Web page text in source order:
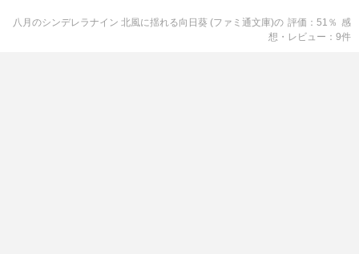
八月のシンデレラナイン 北風に揺れる向日葵 (ファミ通文庫)の 評価 51 ％ 感
想・レビュー
9件